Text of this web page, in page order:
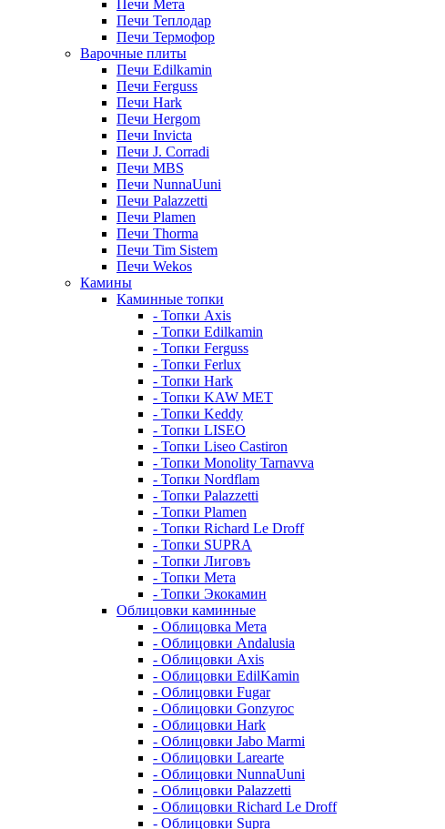
Печи Мета
Печи Теплодар
Печи Термофор
Варочные плиты
Печи Edilkamin
Печи Ferguss
Печи Hark
Печи Hergom
Печи Invicta
Печи J. Corradi
Печи MBS
Печи NunnaUuni
Печи Palazzetti
Печи Plamen
Печи Thorma
Печи Tim Sistem
Печи Wekos
Камины
Каминные топки
- Топки Axis
- Топки Edilkamin
- Топки Ferguss
- Топки Ferlux
- Топки Hark
- Топки KAW MET
- Топки Keddy
- Топки LISEO
- Топки Liseo Castiron
- Топки Monolity Tarnavva
- Топки Nordflam
- Топки Palazzetti
- Топки Plamen
- Топки Richard Le Droff
- Топки SUPRA
- Топки Лиговъ
- Топки Мета
- Топки Экокамин
Облицовки каминные
- Облицовка Мета
- Облицовки Andalusia
- Облицовки Axis
- Облицовки EdilKamin
- Облицовки Fugar
- Облицовки Gonzyroc
- Облицовки Hark
- Облицовки Jabo Marmi
- Облицовки Larearte
- Облицовки NunnaUuni
- Облицовки Palazzetti
- Облицовки Richard Le Droff
- Облицовки Supra